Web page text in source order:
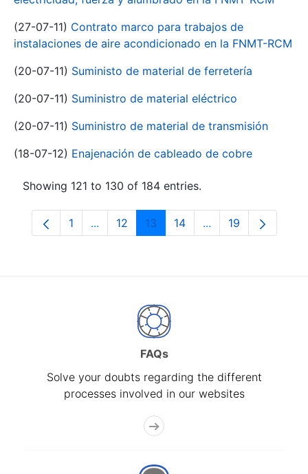
(27-07-11) Contrato marco para trabajos de
instalaciones de aire acondicionado en la FNMT-RCM
(20-07-11) Suministo de material de ferretería
(20-07-11) Suministro de material eléctrico
(20-07-11) Suministro de material de transmisión
(18-07-12) Enajenación de cableado de cobre
Showing 121 to 130 of 184 entries.
Page
1 ...Intermediate Pages Use TAB to navigate.
Page
12 Page
13 Page
14 ...Intermediate
Page
19
FAQs
Solve your doubts regarding the different
processes involved in our websites